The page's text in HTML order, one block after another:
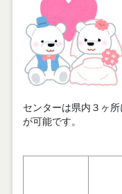
センターは県内３ヶ
が可能です。